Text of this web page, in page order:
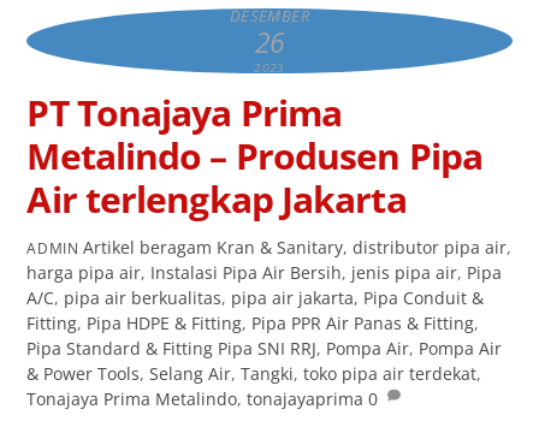
DESEMBER
26
2023
PT Tonajaya Prima
Metalindo – Produsen Pipa
Air terlengkap Jakarta
ADMIN Artikel beragam Kran & Sanitary,distributor pipa air,
harga pipa air, Instalasi Pipa Air Bersih, jenis pipa air, Pipa
A/C, pipa air berkualitas, pipa air jakarta, Pipa Conduit &
Fitting, Pipa HDPE & Fitting, Pipa PPR Air Panas & Fitting,
Pipa Standard & Fitting Pipa SNI RRJ, Pompa Air, Pompa Air
& Power Tools,Selang Air,Tangki,toko pipa air terdekat,
Tonajaya Prima Metalindo,tonajayaprima 0